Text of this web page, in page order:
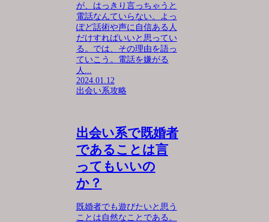
が、はっきり言っちゃうと
電話なんていらない。よっ
ぽど話術や声に自信ある人
だけすればいいと思ってい
る。では、その理由を語っ
ていこう。電話を嫌がる
人...
2024.01.12
出会い系攻略
出会い系で既婚者
であることは言
ってもいいの
か？
既婚者でも遊びたいと思う
ことは自然なことである。